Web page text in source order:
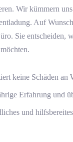
Wir kümmern
Auf
Sie entscheiden,
keine Schäden an
Erfahrung und
und